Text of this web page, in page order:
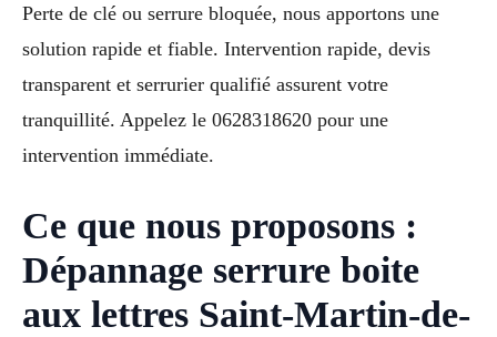
Perte de clé ou serrure bloquée, nous apportons une
solution rapide et fiable. Intervention rapide, devis
transparent et serrurier qualifié assurent votre
tranquillité. Appelez le 0628318620 pour une
intervention immédiate.
Ce que nous proposons :
Dépannage serrure boite
aux lettres Saint-Martin-de-